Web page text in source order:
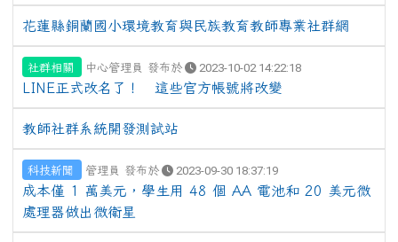
花蓮縣銅蘭國小環境教育與民族教育教師專業社群網
社群相關 中心管理員 發布於 2023-10-02 14:22:18
LINE正式改名了！ 這些官方帳號將改變
教師社群系統開發測試站
科技新聞 管理員 發布於 2023-09-30 18:37:19
成本僅 1 萬美元，學生用 48 個 AA 電池和 20 美元微
處理器做出微衛星